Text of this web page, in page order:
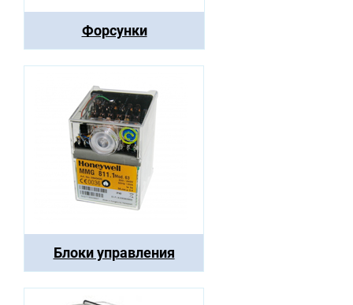
Форсунки
Блоки управления